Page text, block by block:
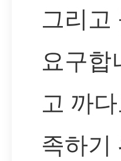
그리고
요구합
고 까
족하기